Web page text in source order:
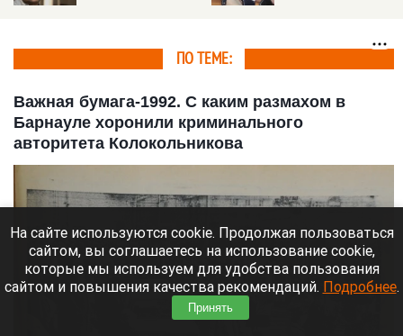
ПО ТЕМЕ:
Важная бумага-1992. С каким размахом в
Барнауле хоронили криминального
авторитета Колокольникова
На сайте используются cookie. Продолжая пользоваться
сайтом, вы соглашаетесь на использование cookie,
которые мы используем для удобства пользования
сайтом и повышения качества рекомендаций. Подробнее.
Принять